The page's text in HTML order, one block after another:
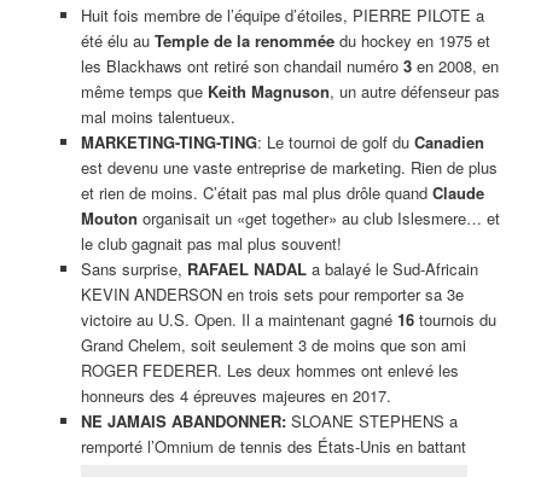
Huit fois membre de l’équipe d’étoiles, PIERRE PILOTE a
été élu au Temple de la renomméedu hockey en 1975 et
les Blackhaws ont retiré son chandail numéro 3en 2008, en
même temps que Keith Magnuson, un autre défenseur pas
mal moins talentueux.
MARKETING-TING-TING: Le tournoi de golf du Canadien
est devenu une vaste entreprise de marketing. Rien de plus
et rien de moins. C’était pas mal plus drôle quand Claude
Mouton organisait un «get together» au club Islesmere… et
le club gagnait pas mal plus souvent!
Sans surprise, RAFAEL NADALa balayé le Sud-Africain
KEVIN ANDERSON en trois sets pour remporter sa 3e
victoire au U.S. Open. Il a maintenant gagné 16tournois du
Grand Chelem, soit seulement 3 de moins que son ami
ROGER FEDERER. Les deux hommes ont enlevé les
honneurs des 4 épreuves majeures en 2017.
NE JAMAIS ABANDONNER:SLOANE STEPHENS a
remporté l’Omnium de tennis des États-Unis en battant